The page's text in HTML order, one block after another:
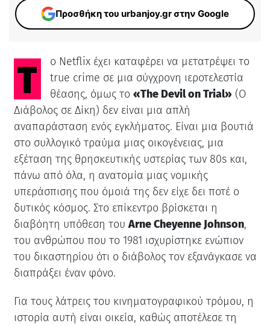
Προσθήκη του urbanjoy.gr στην Google
Το Netflix έχει καταφέρει να μετατρέψει το
true crime σε μια σύγχρονη ιεροτελεστία
θέασης, όμως το «The Devil on Trial» (Ο
Διάβολος σε Δίκη) δεν είναι μια απλή
αναπαράσταση ενός εγκλήματος. Είναι μια βουτιά
στο συλλογικό τραύμα μιας οικογένειας, μια
εξέταση της θρησκευτικής υστερίας των 80s και,
πάνω από όλα, η ανατομία μιας νομικής
υπεράσπισης που όμοιά της δεν είχε δει ποτέ ο
δυτικός κόσμος. Στο επίκεντρο βρίσκεται η
διαβόητη υπόθεση τουArne Cheyenne Johnson,
του ανθρώπου που το 1981 ισχυρίστηκε ενώπιον
του δικαστηρίου ότι ο διάβολος τον εξανάγκασε να
διαπράξει έναν φόνο.
Για τους λάτρεις του κινηματογραφικού τρόμου, η
ιστορία αυτή είναι οικεία, καθώς αποτέλεσε τη